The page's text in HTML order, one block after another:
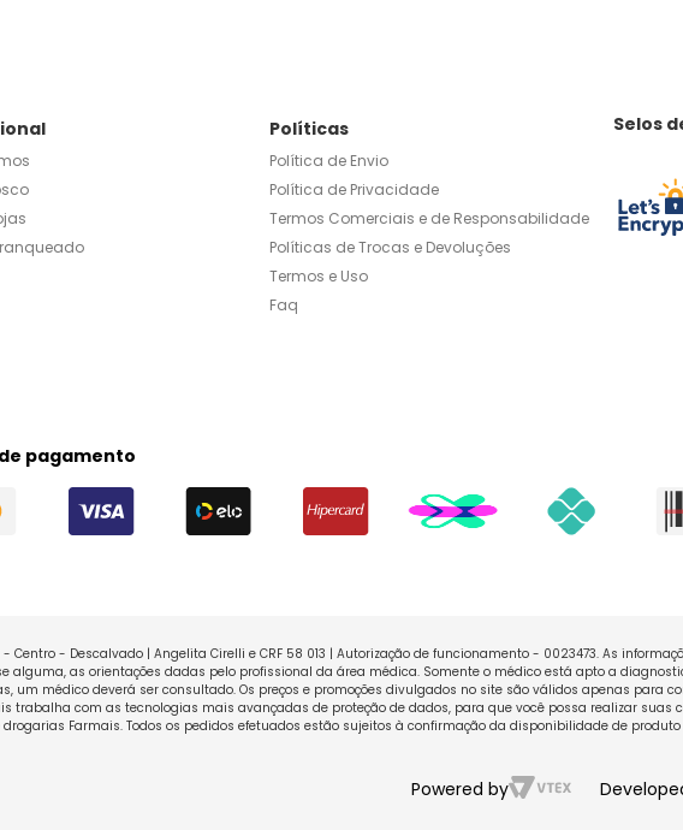
Políticas
Política de Envio
Política de Privacidade
Termos Comerciais e de Responsabilidade
Políticas de Trocas e Devoluções
Termos e Uso
Faq
Selos
pagamento
- Centro - Descalvado | Angelita Cirelli e CRF 58 013 | Autorização de funcionamento - 0023473. As
as orientações dadas pelo profissional da área médica. Somente o médico está apto a
um médico deverá ser consultado. Os preços e promoções divulgados no site são válidos apenas para
trabalha com as tecnologias mais avançadas de proteção de dados, para que você possa realizar suas
Farmais. Todos os pedidos efetuados estão sujeitos à confirmação da disponibilidade de
Powered by